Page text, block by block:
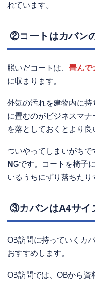
れています。
②コートはカバン
脱いだコートは、 畳んで
に収まります。
外気の汚れを建物内に持
に畳むのがビジネスマ
を落としておくとより良
ついやってしまいがちで
NGです。コートを椅子
いるうちにずり落ちたり
③カバンはA4サイ
OB訪問に持っていくカ
おすすめします。
OB訪問では、OBから資